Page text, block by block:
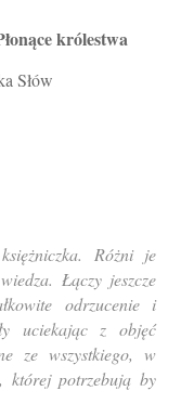
królestwa
Słów
Różni je
Łączy jeszcze
odrzucenie i
uciekając z objęć
ze wszystkiego, w
której potrzebują by